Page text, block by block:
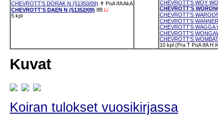
CHEVROTT'S DORAK N (51350/09) ✝ PoA IfAAkA
CHEVROTT'S DAEN N (51352/09) IfB Li
5 kpl
CHEVROTT'S WOY
CHEVROTT'S
CHEVROTT'S
CHEVROTT'S
CHEVROTT'S WAGGA
CHEVROTT'S
CHEVROTT'S
10 kpl (Pra T PoA IfA H
Kuvat
Koiran tulokset vuosikirjassa